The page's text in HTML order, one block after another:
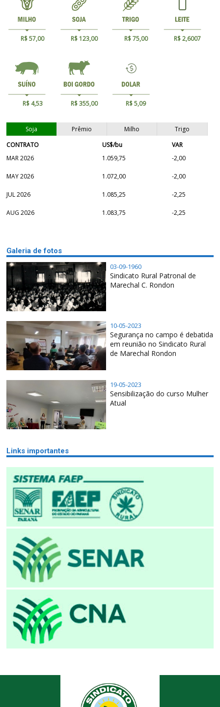
R$ 57,00 R$ 123,00 R$ 75,00 R$ 2,6007
R$ 4,53 R$ 355,00 R$ 5,09
Soja Prêmio Milho
Trigo
CONTRATO
US$/bu
VAR
MAR 2026
1.059,75 -2,00
MAY 2026 1.072,00 -2,00
JUL 2026 1.085,25 -2,25
AUG 2026 1.083,75 -2,25
Galeria de fotos
03-09-1960
Sindicato Rural Patronal de
Marechal C. Rondon
10-05-2023
Segurança no campo é debatida
em reunião no Sindicato Rural
de Marechal Rondon
19-05-2023
Sensibilização do curso Mulher
Atual
Links importantes